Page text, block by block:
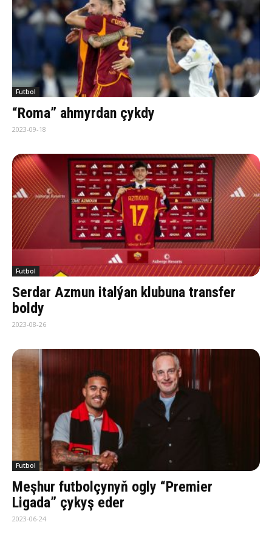
Futbol
“Roma” ahmyrdan çykdy
2023-09-18
Futbol
Serdar Azmun italýan klubuna transfer
boldy
2023-08-26
Futbol
Meşhur futbolçynyň ogly “Premier
Ligada” çykyş eder
2023-06-24